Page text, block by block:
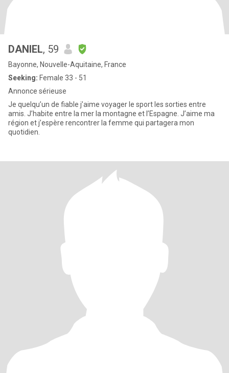
DANIEL, 59
Bayonne, Nouvelle-Aquitaine, France
Seeking: Female 33 - 51
Annonce sérieuse
Je quelqu’un de fiable j’aime voyager le sport les sorties entre
amis. J’habite entre la mer la montagne et l’Espagne. J’aime ma
région et j’espère rencontrer la femme qui partagera mon
quotidien.